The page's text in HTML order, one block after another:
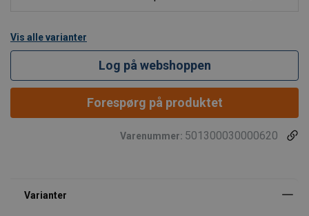
Vis alle varianter
Log på webshoppen
Forespørg på produktet
Varenummer: 501300030000620